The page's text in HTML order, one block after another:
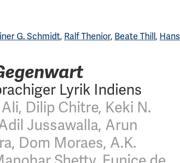
G. Schmidt, Ralf Thenior, Beate Thill, Hans
Lyrik Indiens
Dilip Chitre, Keki N.
Jussawalla, Arun
Dom Moraes, A.K.